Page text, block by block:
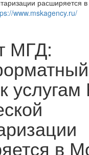
www.mskagency.ru/
МГД:
в